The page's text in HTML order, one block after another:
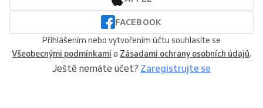
FACEBOOK
Přihlášením nebo vytvořením účtu souhlasíte se
Všeobecnými podmínkami a Zásadami ochrany osobních údajů.
Ještě nemáte účet? Zaregistrujte se